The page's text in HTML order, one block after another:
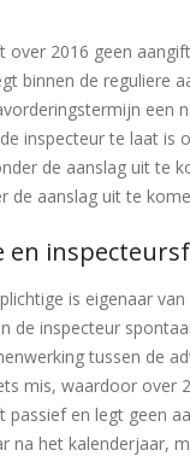
over 2016 geen
binnen de reguliere
een
inspecteur te laat is
de aanslag uit te
de aanslag uit te
en
is eigenaar
de inspecteur
tussen de
mis, waardoor over
passief en legt geen
na het kalenderjaar,